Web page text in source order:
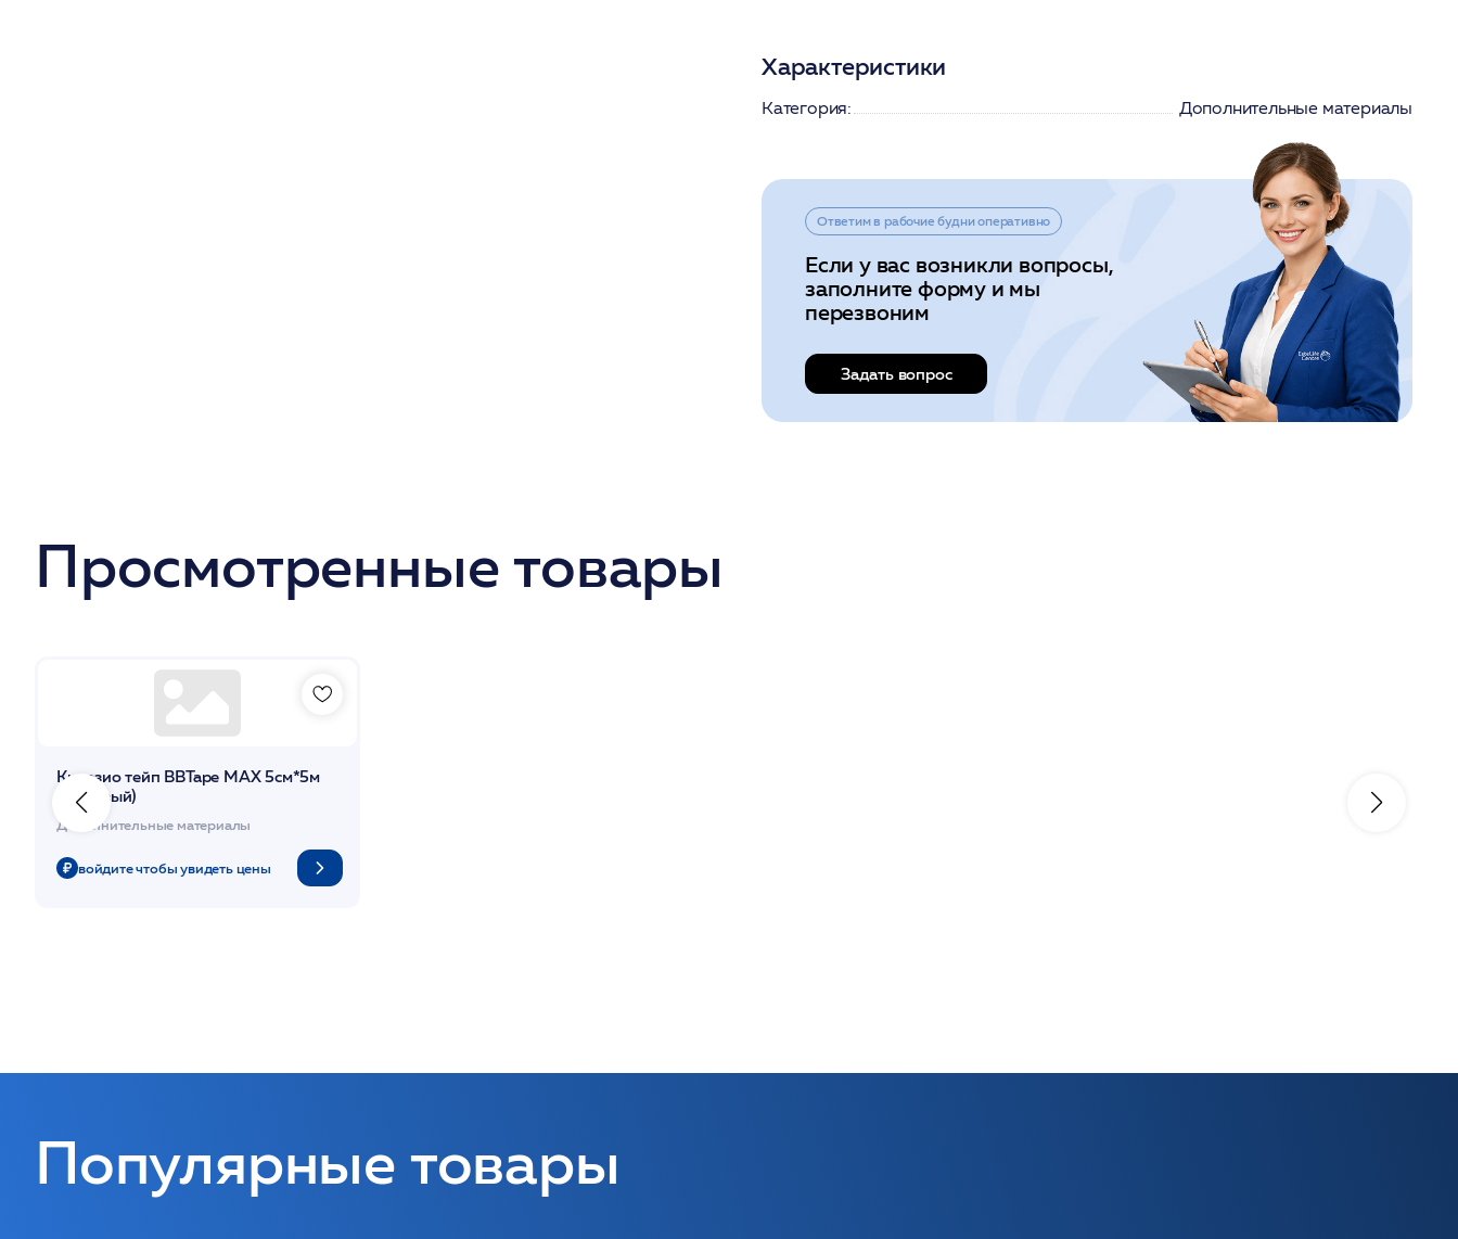
Характеристики
Категория: Дополнительные материалы
Ответим в рабочие будни оперативно
Если у вас возникли вопросы,
заполните форму и мы
перезвоним
Задать вопрос
Просмотренные товары
Кинезио тейп ВВТаре МАХ 5см*5м
(Бежевый)
Дополнительные материалы
войдите чтобы увидеть цены
Популярные товары